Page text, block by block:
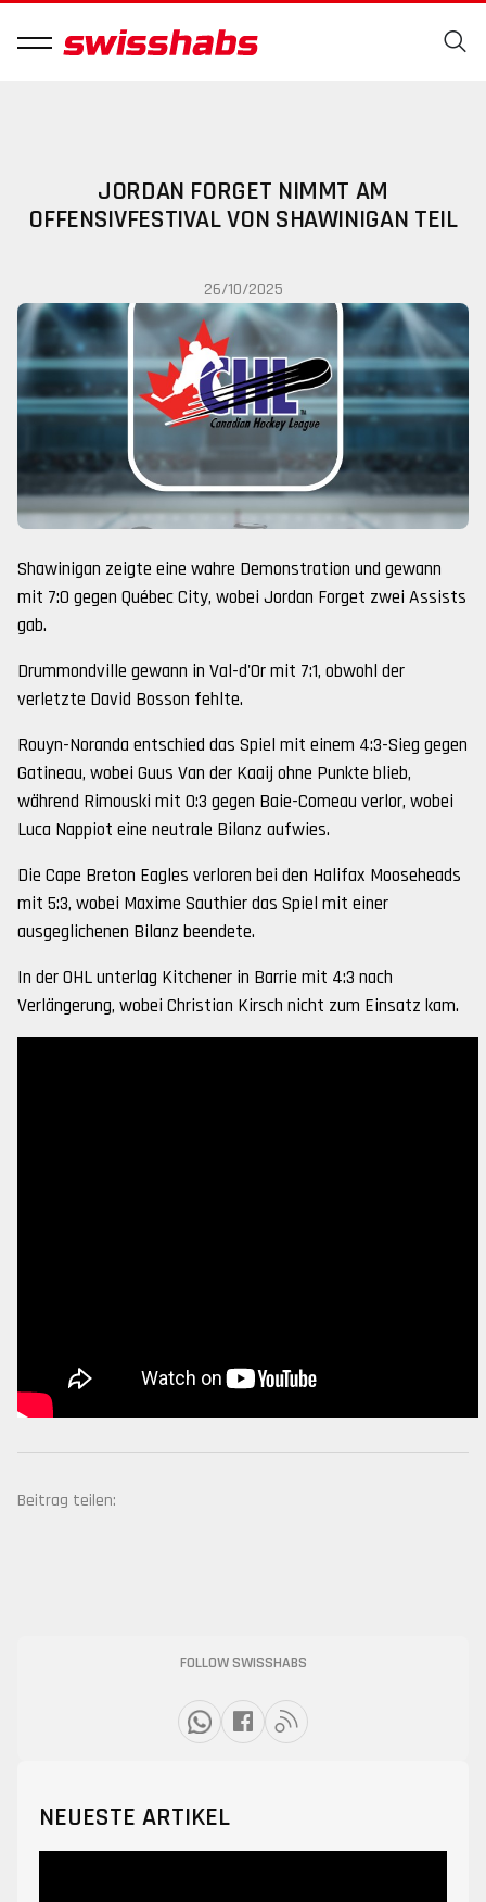
JORDAN FORGET NIMMT AM
OFFENSIVFESTIVAL VON SHAWINIGAN TEIL
26/10/2025
Shawinigan zeigte eine wahre Demonstration und gewann
mit 7:0 gegen Québec City, wobei Jordan Forget zwei Assists
gab.
Drummondville gewann in Val-d'Or mit 7:1, obwohl der
verletzte David Bosson fehlte.
Rouyn-Noranda entschied das Spiel mit einem 4:3-Sieg gegen
Gatineau, wobei Guus Van der Kaaij ohne Punkte blieb,
während Rimouski mit 0:3 gegen Baie-Comeau verlor, wobei
Luca Nappiot eine neutrale Bilanz aufwies.
Die Cape Breton Eagles verloren bei den Halifax Mooseheads
mit 5:3, wobei Maxime Sauthier das Spiel mit einer
ausgeglichenen Bilanz beendete.
In der OHL unterlag Kitchener in Barrie mit 4:3 nach
Verlängerung, wobei Christian Kirsch nicht zum Einsatz kam.
Beitrag teilen:
FOLLOW SWISSHABS
NEUESTE ARTIKEL